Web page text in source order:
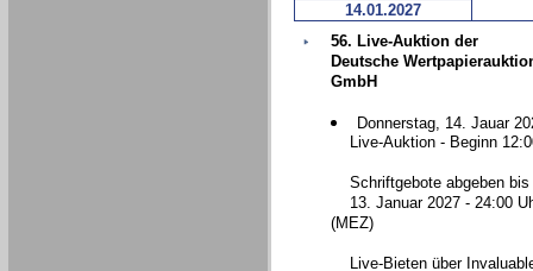
14.01.2027
56. Live-Auktion der
Deutsche
GmbH
Donnerstag, 14. Jauar
Live-Auktion - Beginn
Schriftgebote abgeben bis
13. Januar 2027 - 24:00
(MEZ)
Live-Bieten über